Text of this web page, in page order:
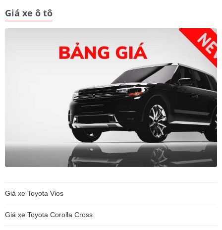
Giá xe ô tô
Giá xe Toyota Vios
Giá xe Toyota Corolla Cross